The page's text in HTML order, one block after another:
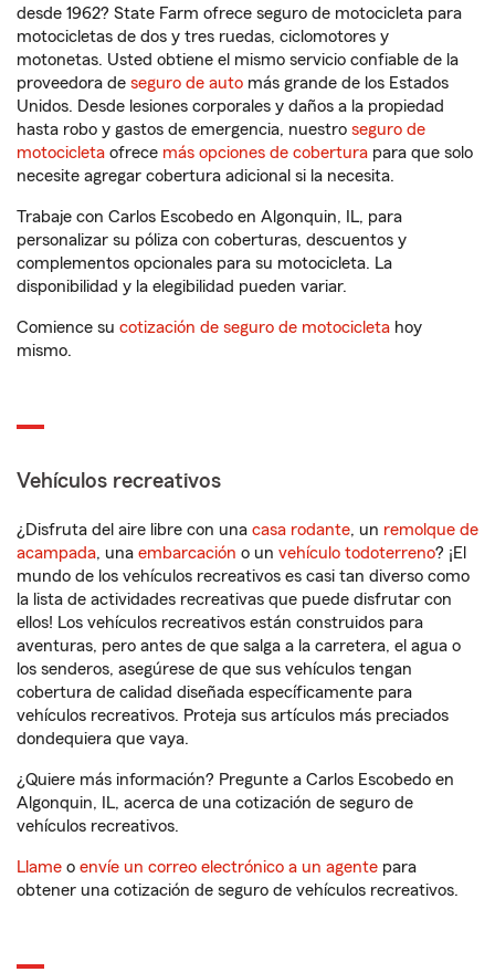
desde 1962? State Farm ofrece seguro de motocicleta para
motocicletas de dos y tres ruedas, ciclomotores y
motonetas. Usted obtiene el mismo servicio confiable de la
proveedora de seguro de auto más grande de los Estados
Unidos. Desde lesiones corporales y daños a la propiedad
hasta robo y gastos de emergencia, nuestro seguro de
motocicleta ofrece más opciones de cobertura para que solo
necesite agregar cobertura adicional si la necesita.
Trabaje con Carlos Escobedo en Algonquin, IL, para
personalizar su póliza con coberturas, descuentos y
complementos opcionales para su motocicleta. La
disponibilidad y la elegibilidad pueden variar.
Comience su cotización de seguro de motocicleta hoy
mismo.
Vehículos recreativos
¿Disfruta del aire libre con una casa rodante, un remolque de
acampada, una embarcación o un vehículo todoterreno? ¡El
mundo de los vehículos recreativos es casi tan diverso como
la lista de actividades recreativas que puede disfrutar con
ellos! Los vehículos recreativos están construidos para
aventuras, pero antes de que salga a la carretera, el agua o
los senderos, asegúrese de que sus vehículos tengan
cobertura de calidad diseñada específicamente para
vehículos recreativos. Proteja sus artículos más preciados
dondequiera que vaya.
¿Quiere más información? Pregunte a Carlos Escobedo en
Algonquin, IL, acerca de una cotización de seguro de
vehículos recreativos.
Llame o envíe un correo electrónico a un agente para
obtener una cotización de seguro de vehículos recreativos.